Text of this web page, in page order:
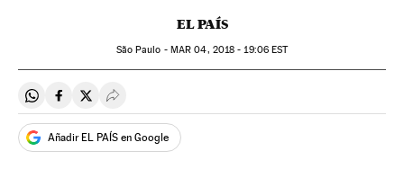
EL PAÍS
São Paulo - MAR 04, 2018 - 19:06EST
Compartir en Whatsapp
Compartir en Facebook
Compartir en Twitter
Desplegar Redes Sociales
Añadir EL PAÍS en Google